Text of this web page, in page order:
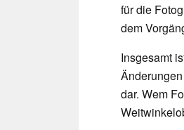
für die
dem
Insgesamt
dar. Wem